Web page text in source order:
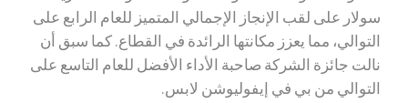
سولار على لقب الإنجاز الإجمالي المتميز للعام الرابع على
التوالي، مما يعزز مكانتها الرائدة في القطاع. كما سبق أن
نالت جائزة الشركة صاحبة الأداء الأفضل للعام التاسع على
التوالي من بي في إيفوليوشن لابس.